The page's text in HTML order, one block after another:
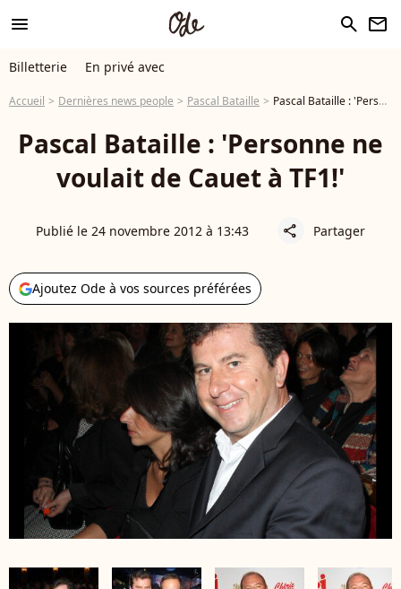
menu search newsletter
Billetterie En privé avec
Accueil Dernières news people Pascal Bataille Pascal Bataille : 'Personne ne voulait de Cauet à TF1!'
Pascal Bataille : 'Personne ne
voulait de Cauet à TF1!'
Publié le 24 novembre 2012 à 13:43 share Partager
Ajoutez Ode à vos sources préférées